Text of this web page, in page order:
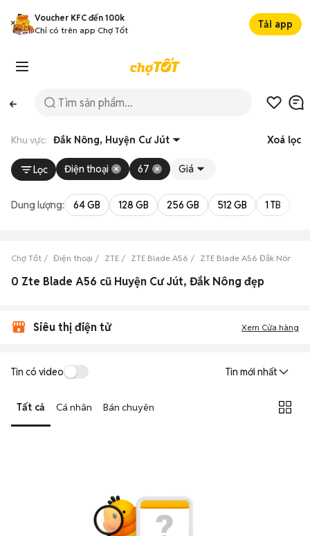
Voucher KFC đến 100k
Chỉ có trên app Chợ Tốt
Tải app
Khu vực: Đắk Nông, Huyện Cư Jút Xoá lọc
Lọc Điện thoại 67 Giá
Dung lượng: 64 GB 128 GB 256 GB 512 GB 1 TB
Chợ Tốt Điện thoại ZTE ZTE Blade A56 ZTE Blade A56 Đắk Nông
0 Zte Blade A56 cũ Huyện Cư Jút, Đắk Nông đẹp
Siêu thị điện tử Xem Cửa hàng
Tin có video Tin mới nhất
Tất cả Cá nhân Bán chuyên